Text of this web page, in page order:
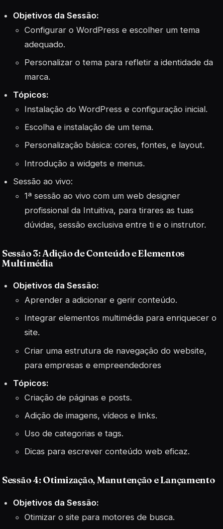
Objetivos da Sessão:
Configurar o WordPress e escolher um tema
adequado.
Personalizar o tema para refletir a identidade da
marca.
Tópicos:
Instalação do WordPress e configuração inicial.
Escolha e instalação de um tema.
Personalização básica: cores, fontes, e layout.
Introdução a widgets e menus.
Sessão ao vivo:
1ª sessão ao vivo com um web designer
profissional da Intuitiva, para tirares as tuas
dúvidas, sessão exclusiva entre ti e o instrutor.
Sessão 3: Adição de Conteúdo e Elementos
Multimédia
Objetivos da Sessão:
Aprender a adicionar e gerir conteúdo.
Integrar elementos multimédia para enriquecer o
site.
Criar uma estrutura de navegação do website,
para empresas e empreendedores
Tópicos:
Criação de páginas e posts.
Adição de imagens, vídeos e links.
Uso de categorias e tags.
Dicas para escrever conteúdo web eficaz.
Sessão 4: Otimização, Manutenção e Lançamento
Objetivos da Sessão:
Otimizar o site para motores de busca.